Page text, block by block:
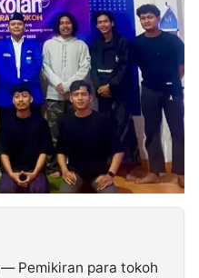
— Pemikiran para tokoh